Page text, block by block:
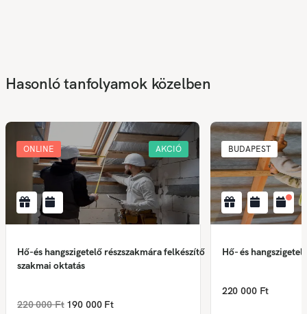
Hasonló tanfolyamok közelben
ONLINE AKCIÓ
Hő-és hangszigetelő részszakmára felkészítő
szakmai oktatás
220 000 Ft 190 000 Ft
BUDAPEST
Hő- és
220 000 Ft